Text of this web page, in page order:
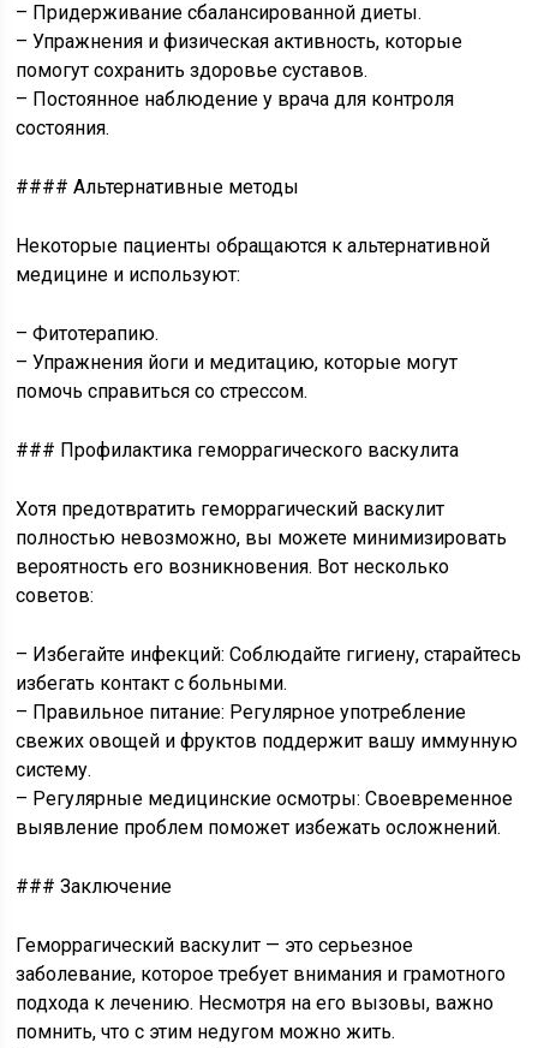
– Придерживание сбалансированной диеты.
– Упражнения и физическая активность, которые
помогут сохранить здоровье суставов.
– Постоянное наблюдение у врача для контроля
состояния.
#### Альтернативные методы
Некоторые пациенты обращаются к альтернативной
медицине и используют:
– Фитотерапию.
– Упражнения йоги и медитацию, которые могут
помочь справиться со стрессом.
### Профилактика геморрагического васкулита
Хотя предотвратить геморрагический васкулит
полностью невозможно, вы можете минимизировать
вероятность его возникновения. Вот несколько
советов:
– Избегайте инфекций: Соблюдайте гигиену, старайтесь
избегать контакт с больными.
– Правильное питание: Регулярное употребление
свежих овощей и фруктов поддержит вашу иммунную
систему.
– Регулярные медицинские осмотры: Своевременное
выявление проблем поможет избежать осложнений.
### Заключение
Геморрагический васкулит — это серьезное
заболевание, которое требует внимания и грамотного
подхода к лечению. Несмотря на его вызовы, важно
помнить, что с этим недугом можно жить.